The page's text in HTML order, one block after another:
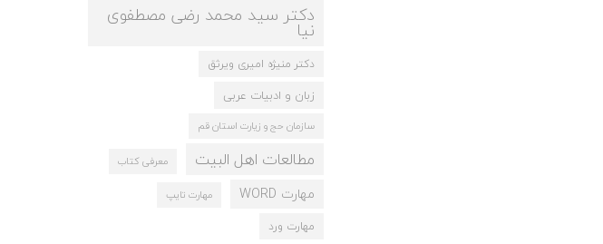
دکتر سید محمد رضی مصطفوی
نیا
دکتر منیژه امیری ویرثق
زبان و ادبیات عربی
سازمان حج و زیارت استان قم
مطالعات اهل البیت معرفی کتاب
مهارت WORD مهارت تایپ
مهارت ورد